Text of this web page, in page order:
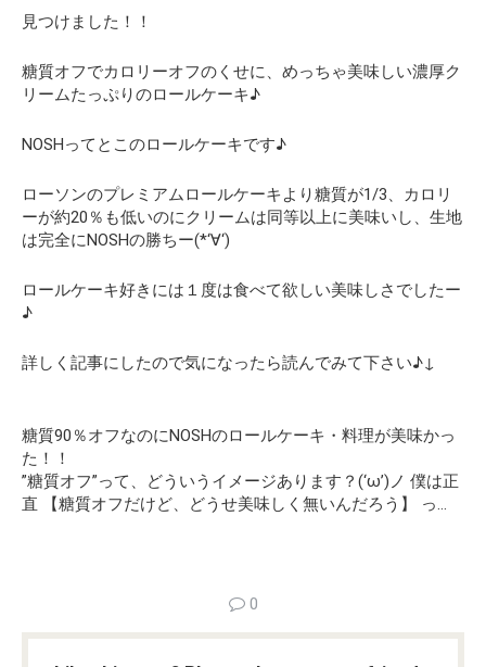
見つけました！！
糖質オフでカロリーオフのくせに、めっちゃ美味しい濃厚ク
リームたっぷりのロールケーキ♪
NOSHってとこのロールケーキです♪
ローソンのプレミアムロールケーキより糖質が1/3、カロリ
ーが約20％も低いのにクリームは同等以上に美味いし、生地
は完全にNOSHの勝ちー(*‘∀‘)
ロールケーキ好きには１度は食べて欲しい美味しさでしたー
♪
詳しく記事にしたので気になったら読んでみて下さい♪↓
糖質90％オフなのにNOSHのロールケーキ・料理が美味かっ
た！！
”糖質オフ”って、どういうイメージあります？(‘ω’)ノ 僕は正
直 【糖質オフだけど、どうせ美味しく無いんだろう】 っ…
0